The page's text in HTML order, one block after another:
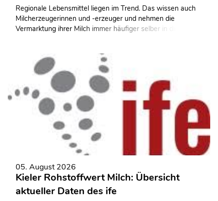
Regionale Lebensmittel liegen im Trend. Das wissen auch
Milcherzeugerinnen und -erzeuger und nehmen die
Vermarktung ihrer Milch immer häufiger selber in die Hand.
Doch ohne Qualifizierung geht es nicht.
05. August 2026
Kieler Rohstoffwert Milch: Übersicht
aktueller Daten des ife